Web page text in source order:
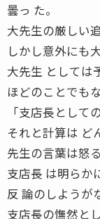
曇っ た。
大先生の厳しい
しかし意外にも
大先生 としては
ほどのことでも
「支店長として
それと計算は
先生の言葉は怒
支店長 は明らか
反 論のしようが
支店長の憮然と